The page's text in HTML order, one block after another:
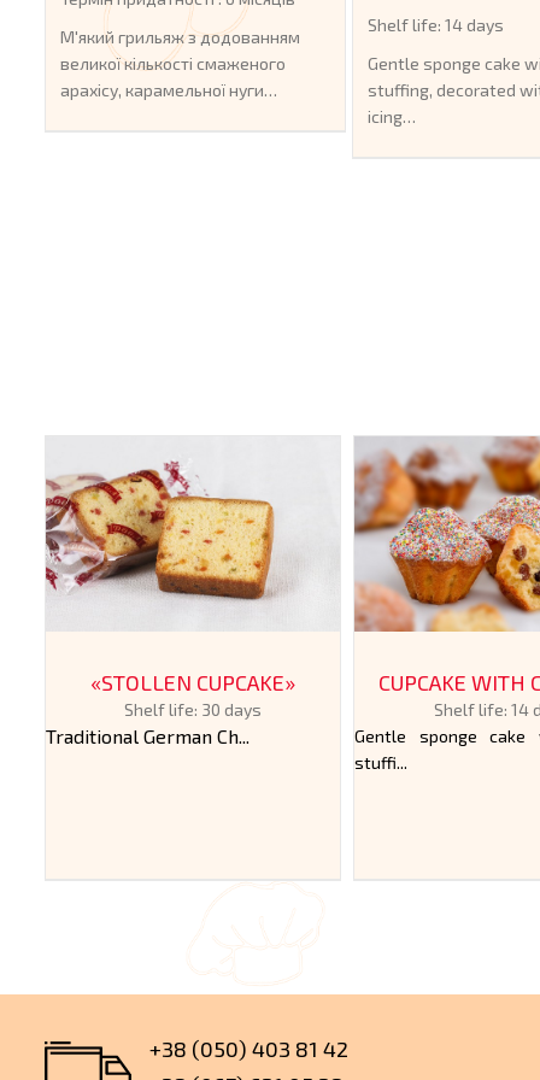
М'який грильяж з додованням
великої кількості смаженого
арахісу, карамельної нуги…
Shelf life: 14 days
Gentle sponge cake
stuffing, decorated
icing…
«STOLLEN CUPCAKE»
Shelf life: 30 days
Traditional German Ch...
CUPCAKE WITH
Shelf life: 14
Gentle sponge cake
stuffi...
+38 (050) 403 81 42